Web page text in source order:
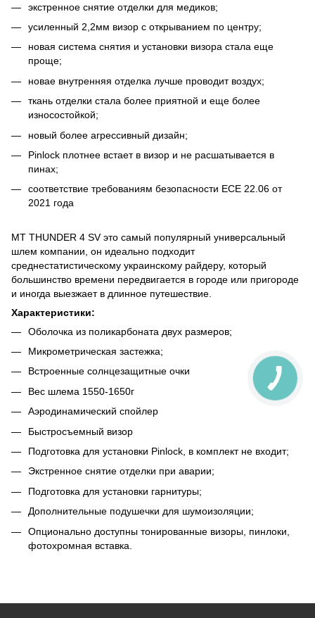
экстренное снятие отделки для медиков;
усиленный 2,2мм визор с открыванием по центру;
новая система снятия и установки визора стала еще
проще;
новае внутренняя отделка лучше проводит воздух;
ткань отделки стала более приятной и еще более
износостойкой;
новый более агрессивный дизайн;
Pinlock плотнее встает в визор и не расшатывается в
пинах;
соответствие требованиям безопасности ECE 22.06 от
2021 года
MT THUNDER 4 SV это самый популярный универсальный
шлем компании, он идеально подходит
среднестатистическому украинскому райдеру, который
большинство времени передвигается в городе или пригороде
и иногда выезжает в длинное путешествие.
Характеристики:
Оболочка из поликарбоната двух размеров;
Микрометрическая застежка;
Встроенные солнцезащитные очки
Вес шлема 1550-1650г
Аэродинамический спойлер
Быстросъемный визор
Подготовка для установки Pinlock, в комплект не входит;
Экстренное снятие отделки при аварии;
Подготовка для установки гарнитуры;
Дополнительные подушечки для шумоизоляции;
Опционально доступны тонированные визоры, пинлоки,
фотохромная вставка.